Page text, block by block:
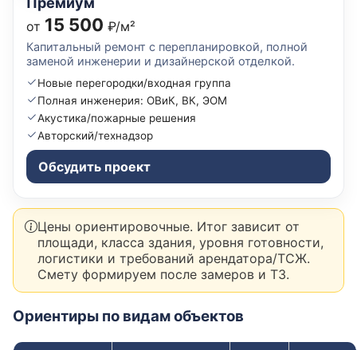
от 15 500 ₽/м²
Капитальный ремонт с перепланировкой, полной
заменой инженерии и дизайнерской отделкой.
Новые перегородки/входная группа
Полная инженерия: ОВиК, ВК, ЭОМ
Акустика/пожарные решения
Авторский/технадзор
Обсудить проект
Цены ориентировочные. Итог зависит от
площади, класса здания, уровня готовности,
логистики и требований арендатора/ТСЖ.
Смету формируем после замеров и ТЗ.
Ориентиры по видам объектов